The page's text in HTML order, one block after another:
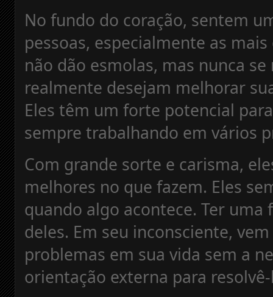
No fundo do coração, sentem
pessoas, especialmente as
não dão esmolas, mas nunca
realmente desejam melhorar
Eles têm um forte potencial
sempre trabalhando em vários
Com grande sorte e carisma,
melhores no que fazem. Eles
quando algo acontece. Ter
deles. Em seu inconsciente,
problemas em sua vida sem a
orientação externa para